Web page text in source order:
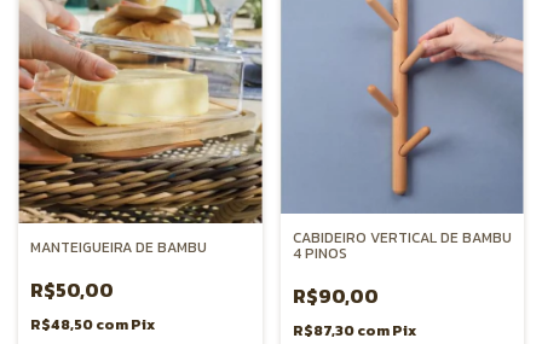
MANTEIGUEIRA DE BAMBU
R$50,00
R$48,50comPix
CABIDEIRO VERTICAL DE BAMBU
4 PINOS
R$90,00
R$87,30comPix